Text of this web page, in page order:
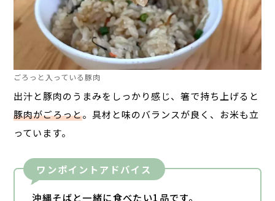
ごろっと入っている豚肉
出汁と豚肉のうまみをしっかり感じ、箸で持ち上げると
豚肉がごろっと。具材と味のバランスが良く、お米も立
っています。
ワンポイントアドバイス
沖縄そばと一緒に食べたい1品です。